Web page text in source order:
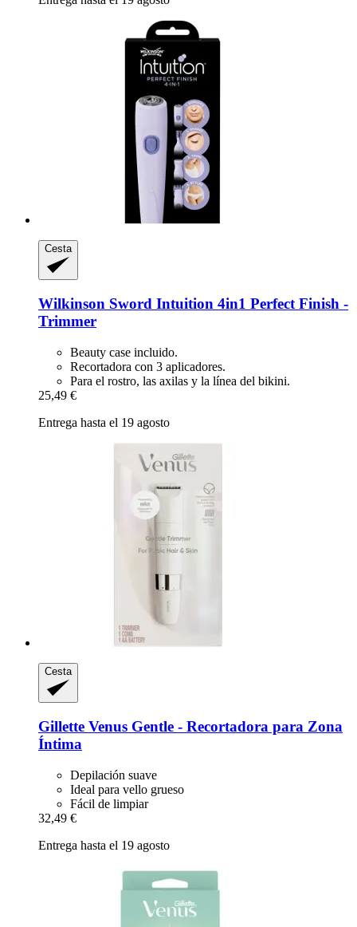
Cesta
Wilkinson Sword Intuition 4in1 Perfect Finish -​
Trimmer
Beauty case incluido.
Recortadora con 3 aplicadores.
Para el rostro, las axilas y la línea del bikini.
25,49 €
Entrega hasta el 19 agosto
Cesta
Gillette Venus Gentle -​ Recortadora para Zona
Íntima
Depilación suave
Ideal para vello grueso
Fácil de limpiar
32,49 €
Entrega hasta el 19 agosto